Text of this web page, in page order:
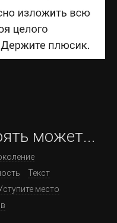
может...
Текст
место